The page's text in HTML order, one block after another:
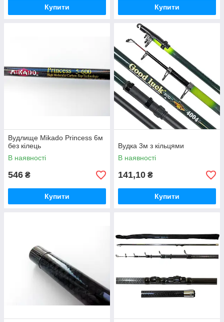
Купити Купити
Вудлище Mikado Princess 6м
без кілець
В наявності
546 ₴
Купити
Вудка 3м з кільцями
В наявності
141,10 ₴
Купити